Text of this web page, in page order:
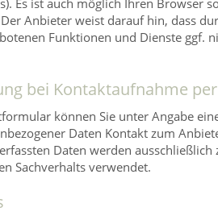
Es ist auch möglich Ihren Browser
Anbieter weist darauf hin, dass
Funktionen und Dienste ggf.
bei Kontaktaufnahme
können Sie unter Angabe
Daten Kontakt zum
Daten werden
Sachverhalts verwendet.